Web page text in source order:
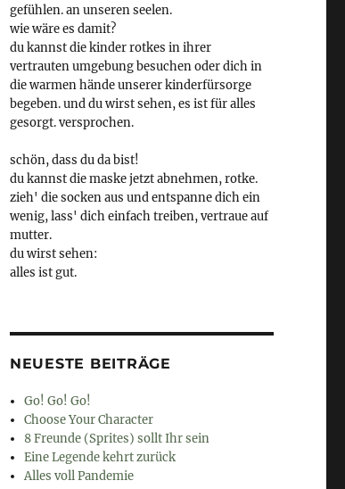
gefühlen. an unseren seelen.
wie wäre es damit?
du kannst die kinder rotkes in ihrer
vertrauten umgebung besuchen oder dich in
die warmen hände unserer kinderfürsorge
begeben. und du wirst sehen, es ist für alles
gesorgt. versprochen.
schön, dass du da bist!
du kannst die maske jetzt abnehmen, rotke.
zieh' die socken aus und entspanne dich ein
wenig, lass' dich einfach treiben, vertraue auf
mutter.
du wirst sehen:
alles ist gut.
NEUESTE BEITRÄGE
Go! Go! Go!
Choose Your Character
8 Freunde (Sprites) sollt Ihr sein
Eine Legende kehrt zurück
Alles voll Pandemie